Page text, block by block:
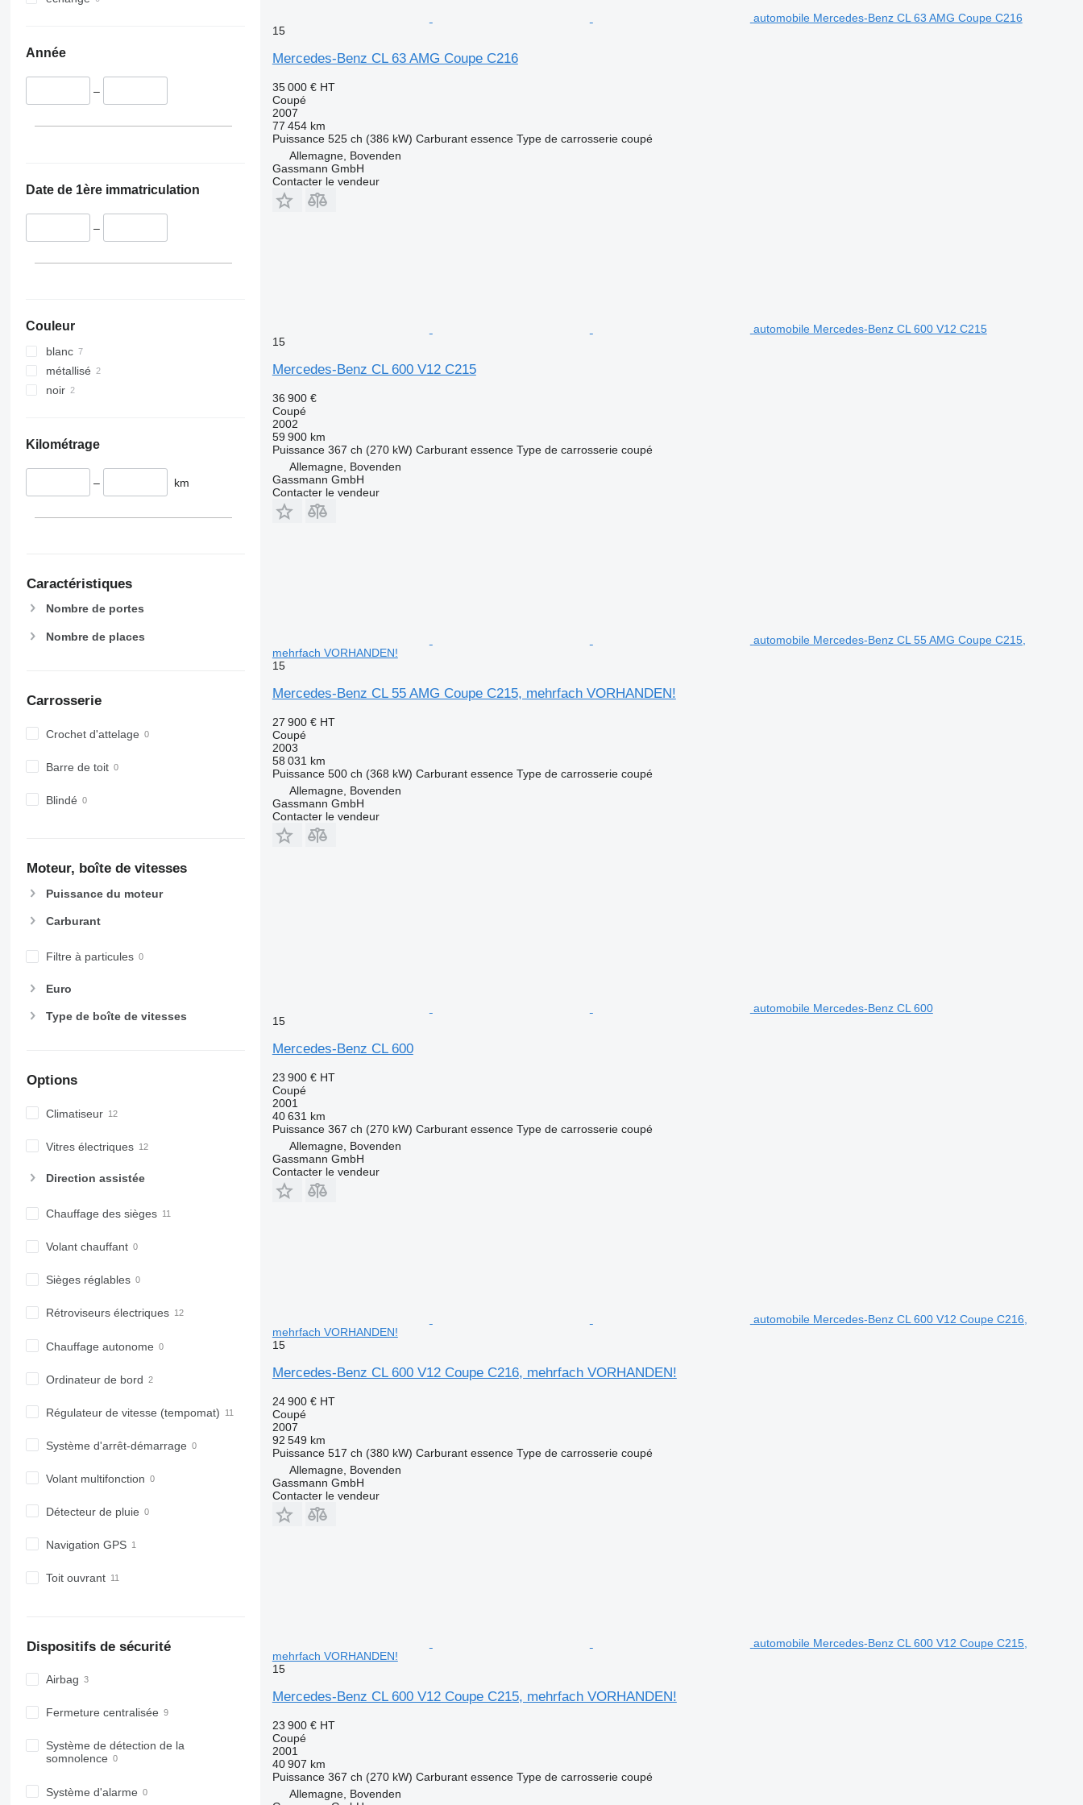
Année
–
Date de 1ère immatriculation
–
Couleur
blanc
métallisé
noir
Kilométrage
– km
Caractéristiques
Nombre de portes
Nombre de places
Carrosserie
Crochet d'attelage
Barre de toit
Blindé
Moteur, boîte de vitesses
Puissance du moteur
Carburant
Filtre à particules
Euro
Type de boîte de vitesses
Options
Climatiseur
Vitres électriques
Direction assistée
Chauffage des sièges
Volant chauffant
Sièges réglables
Rétroviseurs électriques
Chauffage autonome
Ordinateur de bord
Régulateur de vitesse (tempomat)
Système d'arrêt-démarrage
Volant multifonction
Détecteur de pluie
Navigation GPS
Toit ouvrant
Dispositifs de sécurité
Airbag
Fermeture centralisée
Système de détection de la
somnolence
Système d'alarme
automobile Mercedes-Benz CL 63 AMG Coupe C216
15
Mercedes-Benz CL 63 AMG Coupe C216
35 000 € HT
Coupé
2007
77 454 km
Puissance 525 ch (386 kW) Carburant essence Type de carrosserie coupé
Allemagne, Bovenden
Gassmann GmbH
Contacter le vendeur
automobile Mercedes-Benz CL 600 V12 C215
15
Mercedes-Benz CL 600 V12 C215
36 900 €
Coupé
2002
59 900 km
Puissance 367 ch (270 kW) Carburant essence Type de carrosserie coupé
Allemagne, Bovenden
Gassmann GmbH
Contacter le vendeur
automobile Mercedes-Benz CL 55 AMG Coupe C215,
mehrfach VORHANDEN!
15
Mercedes-Benz CL 55 AMG Coupe C215, mehrfach VORHANDEN!
27 900 € HT
Coupé
2003
58 031 km
Puissance 500 ch (368 kW) Carburant essence Type de carrosserie coupé
Allemagne, Bovenden
Gassmann GmbH
Contacter le vendeur
automobile Mercedes-Benz CL 600
15
Mercedes-Benz CL 600
23 900 € HT
Coupé
2001
40 631 km
Puissance 367 ch (270 kW) Carburant essence Type de carrosserie coupé
Allemagne, Bovenden
Gassmann GmbH
Contacter le vendeur
automobile Mercedes-Benz CL 600 V12 Coupe C216,
mehrfach VORHANDEN!
15
Mercedes-Benz CL 600 V12 Coupe C216, mehrfach VORHANDEN!
24 900 € HT
Coupé
2007
92 549 km
Puissance 517 ch (380 kW) Carburant essence Type de carrosserie coupé
Allemagne, Bovenden
Gassmann GmbH
Contacter le vendeur
automobile Mercedes-Benz CL 600 V12 Coupe C215,
mehrfach VORHANDEN!
15
Mercedes-Benz CL 600 V12 Coupe C215, mehrfach VORHANDEN!
23 900 € HT
Coupé
2001
40 907 km
Puissance 367 ch (270 kW) Carburant essence Type de carrosserie coupé
Allemagne, Bovenden